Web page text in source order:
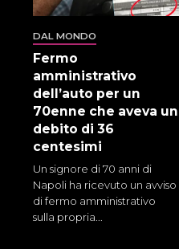
DAL MONDO
Fermo
amministrativo
dell’auto per un
70enne che aveva un
debito di 36
centesimi
Un signore di 70 anni di
Napoli ha ricevuto un avviso
di fermo amministrativo
sulla propria...